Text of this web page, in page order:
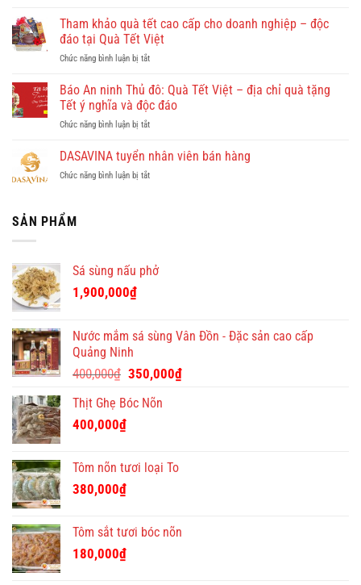
vu
khám
phá
Quy
cùng
Dulichkhatvongviet.com
Báo
Định
Online
việc
Hồng
Doan
–
ty
cho
giúp
theo
Tham khảo quà tết cao cấp cho doanh nghiệp – độc
đáo tại Quà Tết Việt
Chức năng bình luận bị tắtở
khảo
quà
tết
cao
cho
nghiệp
Tết
Việt
Báo An ninh Thủ đô: Quà Tết Việt – địa chỉ quà tặng
Tết ý nghĩa và độc đáo
Chức năng bình luận bị tắtở
An
Thủ
chỉ
nghĩa
độc
đáo
DASAVINA tuyển nhân viên bán hàng
Chức năng bình luận bị tắtở
SẢN PHẨM
Sá sùng nấu phở
1,900,000₫
Nước mắm sá sùng Vân Đồn - Đặc sản cao cấp
Quảng Ninh
400,000₫ Giá
là:
350,000₫Giá
Thịt Ghẹ Bóc Nõn
400,000₫
Tôm nõn tươi loại To
380,000₫
Tôm sắt tươi bóc nõn
180,000₫